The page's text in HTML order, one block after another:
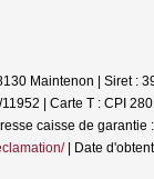
Maintenon | Siret :
| Carte T : CPI
caisse de
| Date